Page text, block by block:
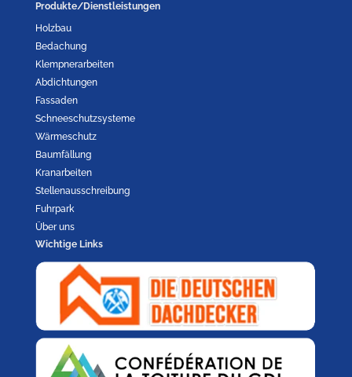
Produkte/Dienstleistungen
Holzbau
Bedachung
Klempnerarbeiten
Abdichtungen
Fassaden
Schneeschutzsysteme
Wärmeschutz
Baumfällung
Kranarbeiten
Stellenausschreibung
Fuhrpark
Über uns
Wichtige Links